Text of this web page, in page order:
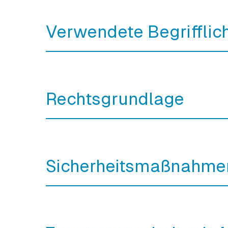
Verwendete
Rechtsgrundlage